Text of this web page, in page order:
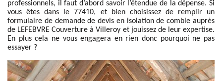
professionnels, il faut d’abord savoir l’étendue de la dépense. Si
vous êtes dans le 77410, et bien choisissez de remplir un
formulaire de demande de devis en isolation de comble auprès
de LEFEBVRE Couverture à Villeroy et jouissez de leur expertise.
En plus cela ne vous engagera en rien donc pourquoi ne pas
essayer ?